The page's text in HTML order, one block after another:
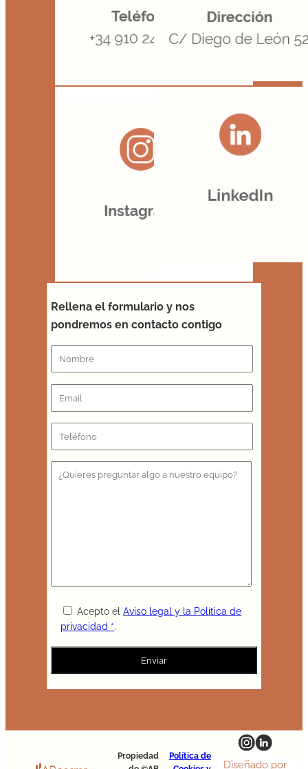
Rellena el formulario y nos
pondremos en contacto contigo
Acepto elAviso legal y la Política de
privacidad *.
Propiedad
Política de
Diseñado por